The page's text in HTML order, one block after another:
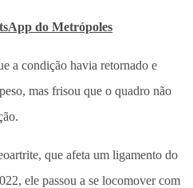
do Metrópoles
a condição havia retornado e
mas frisou que o quadro não
que afeta um ligamento do
ele passou a se locomover com